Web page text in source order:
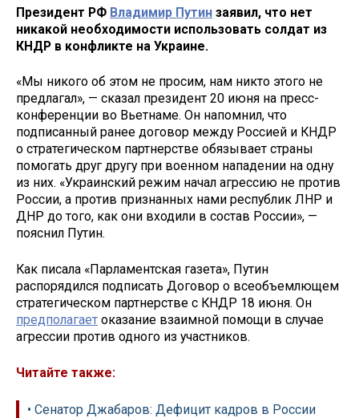
Президент РФ Владимир Путин заявил, что нет
никакой необходимости использовать солдат из
КНДР в конфликте на Украине.
«Мы никого об этом не просим, нам никто этого не
предлагал», — сказал президент 20 июня на пресс-
конференции во Вьетнаме. Он напомнил, что
подписанный ранее договор между Россией и КНДР
о стратегическом партнерстве обязывает страны
помогать друг другу при военном нападении на одну
из них. «Украинский режим начал агрессию не против
России, а против признанных нами республик ЛНР и
ДНР до того, как они входили в состав России», —
пояснил Путин.
Как писала «Парламентская газета», Путин
распорядился подписать Договор о всеобъемлющем
стратегическом партнерстве с КНДР 18 июня. Он
предполагает оказание взаимной помощи в случае
агрессии против одного из участников.
Читайте также:
• Сенатор Джабаров: Дефицит кадров в России